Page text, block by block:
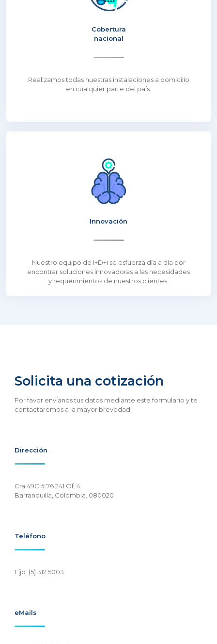
Cobertura
nacional
Realizamos todas nuestras instalaciones a domicilio
en cualquier parte del país.
Innovación
Nuestro equipo de I+D+i se esfuerza día a día por
encontrar soluciones innovadoras a las necesidades
y requerimientos de nuestros clientes.
Solicita una cotización
Por favor envíanos tus datos mediante este formulario y te
contactaremos a la mayor brevedad
Dirección
Cra 49C # 76 241 Of. 4
Barranquilla, Colombia. 080020
Teléfono
Fijo: (5) 312 5003
eMails